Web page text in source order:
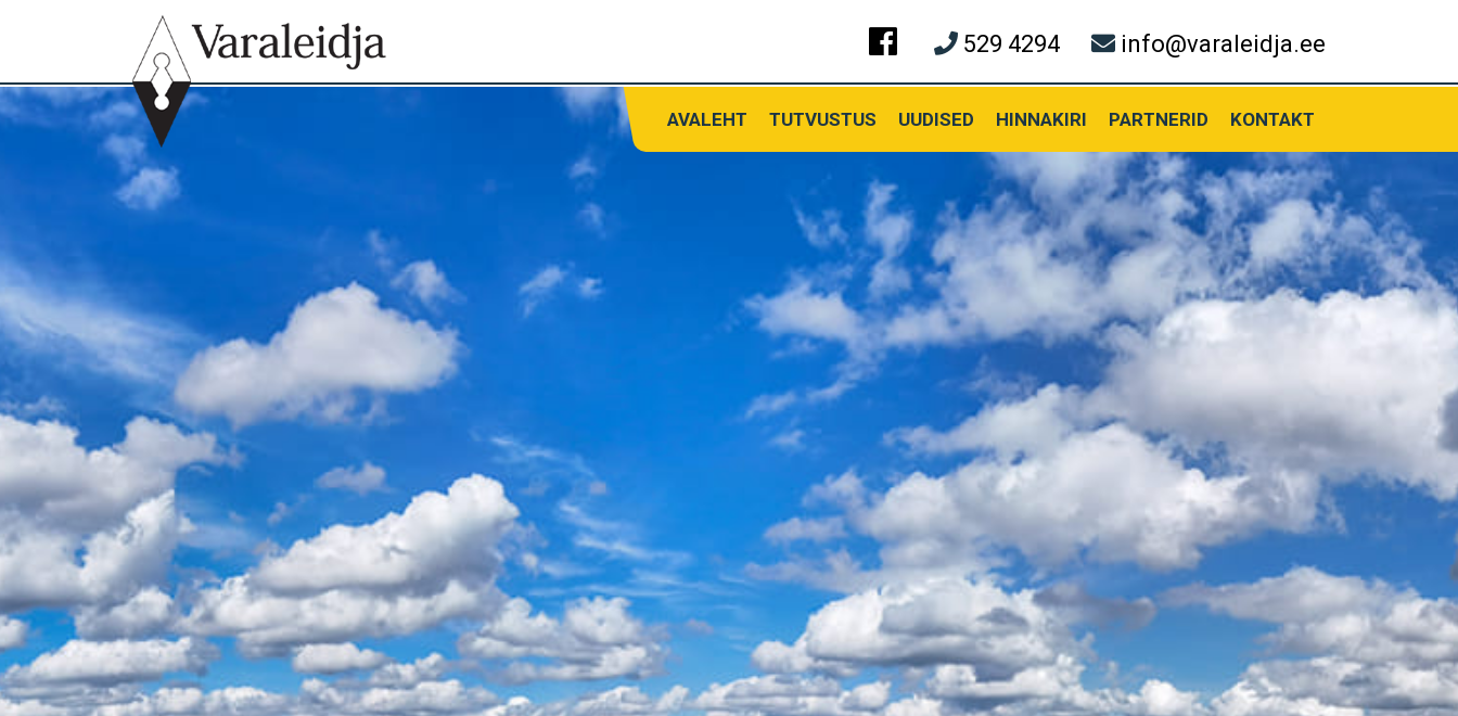
529 4294 info@varaleidja.ee
AVALEHT TUTVUSTUS UUDISED HINNAKIRI PARTNERID KONTAKT